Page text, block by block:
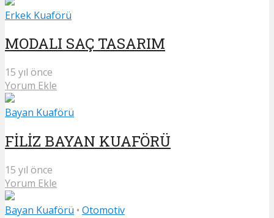
Erkek Kuaförü
MODALI SAÇ TASARIM
15 yıl önce
Yorum Ekle
Bayan Kuaförü
FİLİZ BAYAN KUAFÖRÜ
15 yıl önce
Yorum Ekle
Bayan Kuaförü • Otomotiv